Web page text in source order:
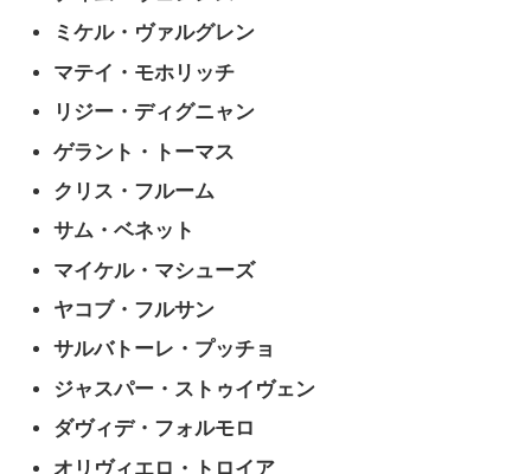
ミケル・ヴァルグレン
マテイ・モホリッチ
リジー・ディグニャン
ゲラント・トーマス
クリス・フルーム
サム・ベネット
マイケル・マシューズ
ヤコブ・フルサン
サルバトーレ・プッチョ
ジャスパー・ストゥイヴェン
ダヴィデ・フォルモロ
オリヴィエロ・トロイア